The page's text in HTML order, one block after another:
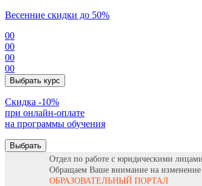
Весенние скидки до 50%
00
00
00
00
Выбрать курс
Cкидка -10%
при онлайн-оплате
на программы обучения
Выбрать
Отдел по работе с юридическими лицами
Обращаем Ваше внимание на
ОБРАЗОВАТЕЛЬНЫЙ ПОРТАЛ